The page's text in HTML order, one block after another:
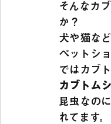
そんなカ
か？
犬や猫な
ペットシ
ではカブ
カブトム
昆虫なのに
れてます。